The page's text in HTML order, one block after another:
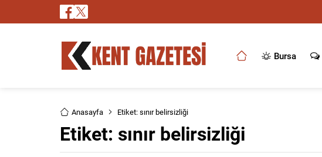
Bursa
Anasayfa Etiket: sınır belirsizliği
Etiket: sınır belirsizliği